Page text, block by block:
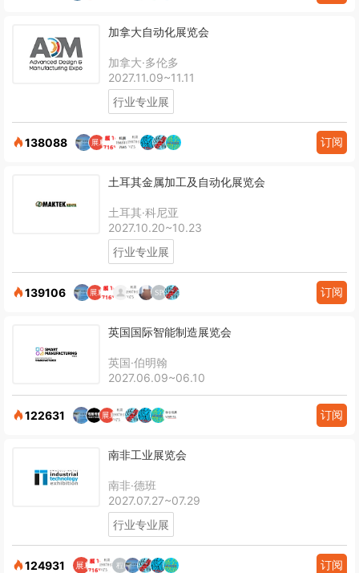
加拿大自动化展览会
加拿大·多伦多
2027.11.09~11.11
行业专业展
138088 订阅
土耳其金属加工及自动化展览会
土耳其·科尼亚
2027.10.20~10.23
行业专业展
139106 订阅
英国国际智能制造展览会
英国·伯明翰
2027.06.09~06.10
122631 订阅
南非工业展览会
南非·德班
2027.07.27~07.29
行业专业展
124931 订阅